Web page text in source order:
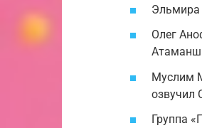
Эльмира
Олег
Муслим
озвучил
Группа